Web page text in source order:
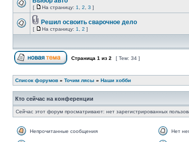
[ На страницу: 1 2 3 ]
Решил освоить сварочное дело
[ На страницу: 1 2 ]
Страница 1 из 2 [ Тем: 34 ]
Список форумов » Точим лясы » Наши хобби
Кто сейчас на конференции
Сейчас этот форум просматривают: нет зарегистрированных
Непрочитанные сообщения Нет